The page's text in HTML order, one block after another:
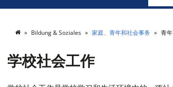
Bildung & Soziales 家庭、青年和社会事务 青年
学校社会工作